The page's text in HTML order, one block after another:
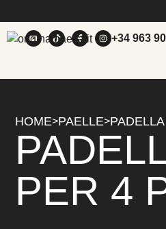
+34 963
HOME>PAELLE>
PER 4